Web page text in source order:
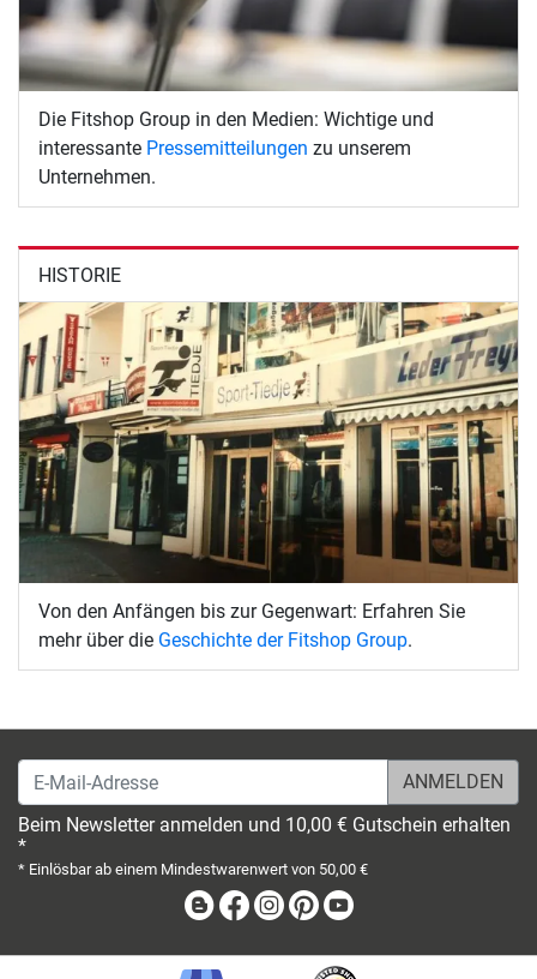
Die Fitshop Group in den Medien: Wichtige und
interessante Pressemitteilungen zu unserem
Unternehmen.
HISTORIE
Von den Anfängen bis zur Gegenwart: Erfahren Sie
mehr über die Geschichte der Fitshop Group.
E-Mail-Adresse
Beim Newsletter anmelden und 10,00 € Gutschein erhalten
*
* Einlösbar ab einem Mindestwarenwert von 50,00 €
BlogFacebook
Instagram
Pinterest